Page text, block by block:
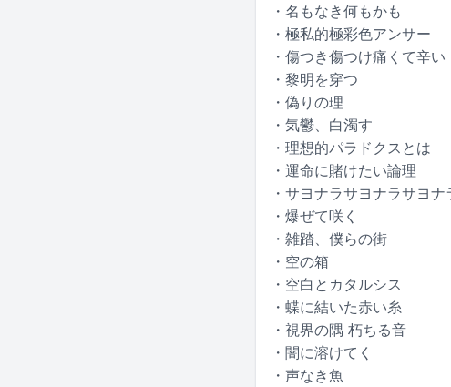
・名もなき何もかも
・極私的極彩色アンサー
・傷つき傷つけ痛くて辛い
・黎明を穿つ
・偽りの理
・気鬱、白濁す
・理想的パラドクスとは
・運命に賭けたい論理
・サヨナラサヨナラサヨナ
・爆ぜて咲く
・雑踏、僕らの街
・空の箱
・空白とカタルシス
・蝶に結いた赤い糸
・視界の隅 朽ちる音
・闇に溶けてく
・声なき魚